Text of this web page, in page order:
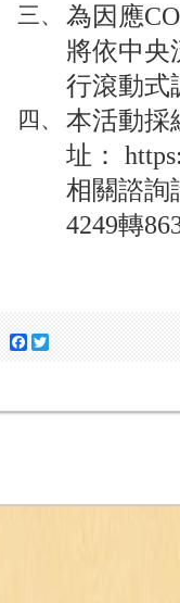
三、
為因應
將依中央
行滾動式
四、
本活動採
址：
相關諮詢
4249轉
Facebook